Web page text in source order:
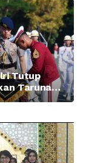
Tutup
Taruna
ke-
Capaja